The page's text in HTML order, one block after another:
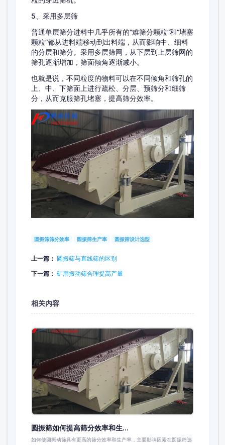
5、采用多层筛
普通单层筛分进料中几乎所有的“难筛分颗粒”和“堵塞
颗粒”都从进料端移动到出料端，从而影响中、细料
的分层和筛分。采用多层筛网，从下层到上层筛网的
筛孔逐渐增加，筛面倾角逐渐减小。
也就是说，不同粒度的物料可以在不同倾角和筛孔的
上、中、下筛面上进行疏松、分层、预筛分和细筛
分，从而克服筛孔堵塞，提高筛分效率。
圆振筛筛分效率 圆振筛生产率 圆振筛设计选型
上一篇： 圆振筛与直线筛的区别
下一篇： 矿用振动筛合理提高产量
相关内容
圆振筛如何提高筛分效率和生...
如何使圆振动筛具有更高的筛分效率和生产率，主要影响因素在圆振筛选